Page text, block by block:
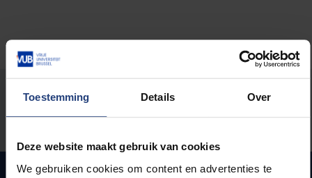
Toestemming Details Over
Deze website maakt gebruik van cookies
We gebruiken cookies om content en advertenties te
Stond er een fout op deze pagina?